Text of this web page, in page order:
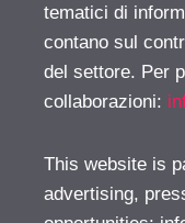
tematici di
contano sul
del settore. Per
collaborazioni:
This website is
advertising,